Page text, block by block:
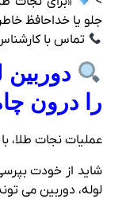
جلو یا خداحافظ
تماس با کارشناس
دوربین
را درون
عملیات نجات طلا،
شاید از خودت
لوله، دوربین می‌